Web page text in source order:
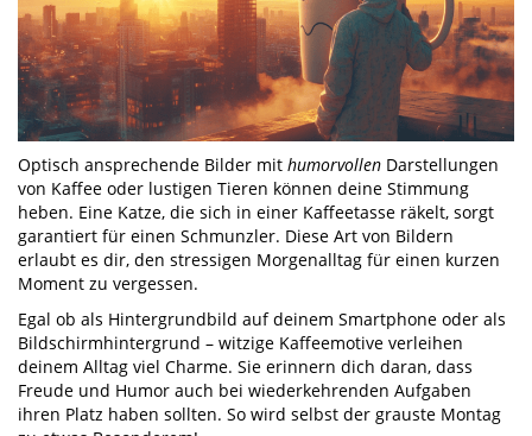
Optisch ansprechende Bilder mit humorvollen Darstellungen
von Kaffee oder lustigen Tieren können deine Stimmung
heben. Eine Katze, die sich in einer Kaffeetasse räkelt, sorgt
garantiert für einen Schmunzler. Diese Art von Bildern
erlaubt es dir, den stressigen Morgenalltag für einen kurzen
Moment zu vergessen.
Egal ob als Hintergrundbild auf deinem Smartphone oder als
Bildschirmhintergrund – witzige Kaffeemotive verleihen
deinem Alltag viel Charme. Sie erinnern dich daran, dass
Freude und Humor auch bei wiederkehrenden Aufgaben
ihren Platz haben sollten. So wird selbst der grauste Montag